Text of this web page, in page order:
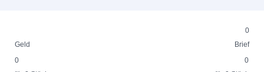
0
Geld
Brief
0
0